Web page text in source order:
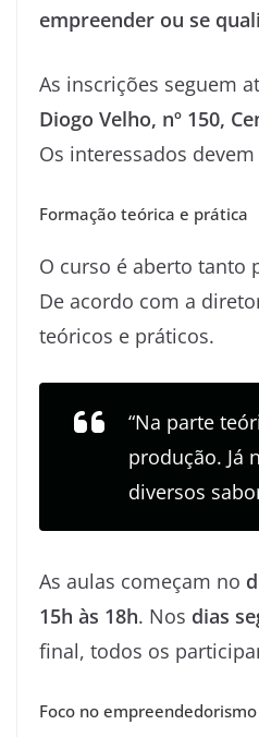
empreender ou se
As inscrições seguem
Diogo Velho, nº 150,
Os interessados
Formação teórica e prática
O curso é aberto tanto
De acordo com a
teóricos e práticos.
“Na parte
produção. Já
diversos
As aulas começam no
15h às 18h. Nos dias
final, todos os
Foco no empreendedorismo